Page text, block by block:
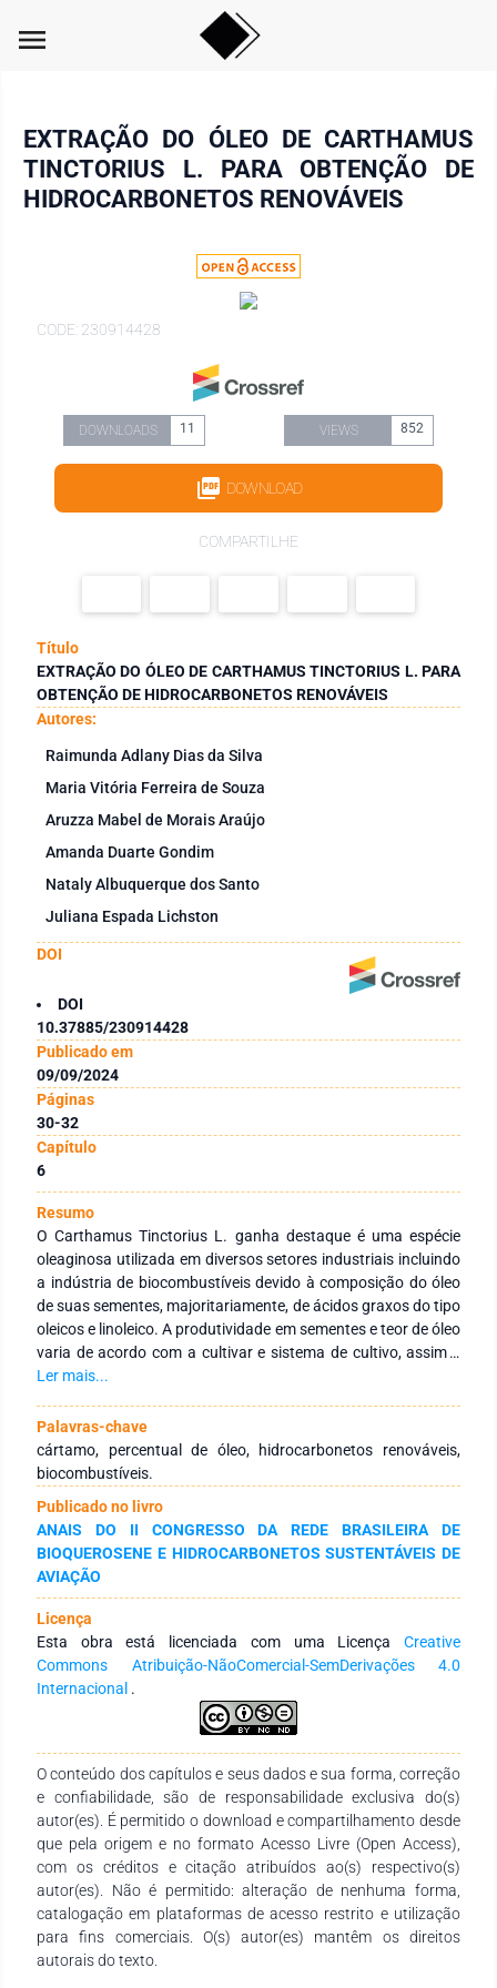
menu
EXTRAÇÃO DO ÓLEO DE CARTHAMUS
TINCTORIUS L. PARA OBTENÇÃO DE
HIDROCARBONETOS RENOVÁVEIS
CODE: 230914428
DOWNLOADS 11 VIEWS 852
DOWNLOAD
COMPARTILHE
Título
EXTRAÇÃO DO ÓLEO DE CARTHAMUS TINCTORIUS L. PARA
OBTENÇÃO DE HIDROCARBONETOS RENOVÁVEIS
Autores:
Raimunda Adlany Dias da Silva
Maria Vitória Ferreira de Souza
Aruzza Mabel de Morais Araújo
Amanda Duarte Gondim
Nataly Albuquerque dos Santo
Juliana Espada Lichston
DOI
DOI
10.37885/230914428
Publicado em
09/09/2024
Páginas
30-32
Capítulo
6
Resumo
O Carthamus Tinctorius L. ganha destaque é uma espécie
oleaginosa utilizada em diversos setores industriais incluindo
a indústria de biocombustíveis devido à composição do óleo
de suas sementes, majoritariamente, de ácidos graxos do tipo
oleicos e linoleico. A produtividade em sementes e teor de óleo
varia de acordo com a cultivar e sistema de cultivo, assim é
essência a indicação de cultivares com maior percentual de
hidrocarbonetos renováveis. Mediante o exposto, o presente
estudo objetivou verificar o percentual de óleo nas sementes
de três cultivares de cártamo cultivadas no semiárido, bem
como, evidenciar a cultivar de destaque para produção de
hidrocarbonetos renováveis. Para a extração do óleo das
sementes foi utilizado o sistema soxhlet, temperatura de
95ºC, com ciclo de 6h e hexano como solvente. Dentre as
cultivares analisadas a cultivar 2 foi a que demostrou maior
percentual de óleo nas sementes (34,76%), sendo a mais
indicada para cultivo quando o foco é obtenção de óleo para
produção de hidrocarbonetos renováveis.
Ler mais...
Palavras-chave
cártamo, percentual de óleo, hidrocarbonetos renováveis,
biocombustíveis.
Publicado no livro
ANAIS DO II CONGRESSO DA REDE BRASILEIRA DE
BIOQUEROSENE E HIDROCARBONETOS SUSTENTÁVEIS DE
AVIAÇÃO
Licença
Esta obra está licenciada com uma Licença Creative
Commons Atribuição-NãoComercial-SemDerivações 4.0
Internacional .
O conteúdo dos capítulos e seus dados e sua forma, correção
e confiabilidade, são de responsabilidade exclusiva do(s)
autor(es). É permitido o download e compartilhamento desde
que pela origem e no formato Acesso Livre (Open Access),
com os créditos e citação atribuídos ao(s) respectivo(s)
autor(es). Não é permitido: alteração de nenhuma forma,
catalogação em plataformas de acesso restrito e utilização
para fins comerciais. O(s) autor(es) mantêm os direitos
autorais do texto.